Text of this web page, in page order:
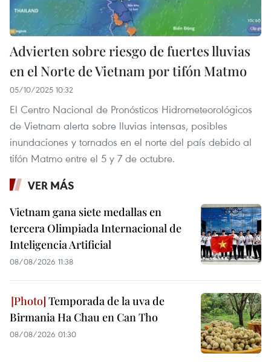
Advierten sobre riesgo de fuertes lluvias
en el Norte de Vietnam por tifón Matmo
05/10/2025 10:32
El Centro Nacional de Pronósticos Hidrometeorológicos
de Vietnam alerta sobre lluvias intensas, posibles
inundaciones y tornados en el norte del país debido al
tifón Matmo entre el 5 y 7 de octubre.
VER MÁS
Vietnam gana siete medallas en
tercera Olimpiada Internacional de
Inteligencia Artificial
08/08/2026 11:38
Temporada de la uva de
Birmania Ha Chau en Can Tho
08/08/2026 01:30